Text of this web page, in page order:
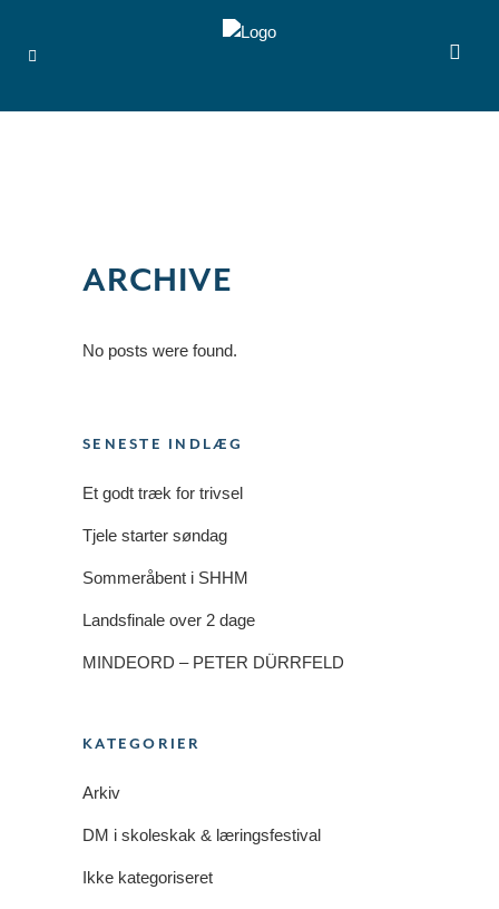
ARCHIVE
No posts were found.
SENESTE INDLÆG
Et godt træk for trivsel
Tjele starter søndag
Sommeråbent i SHHM
Landsfinale over 2 dage
MINDEORD – PETER DÜRRFELD
KATEGORIER
Arkiv
DM i skoleskak & læringsfestival
Ikke kategoriseret